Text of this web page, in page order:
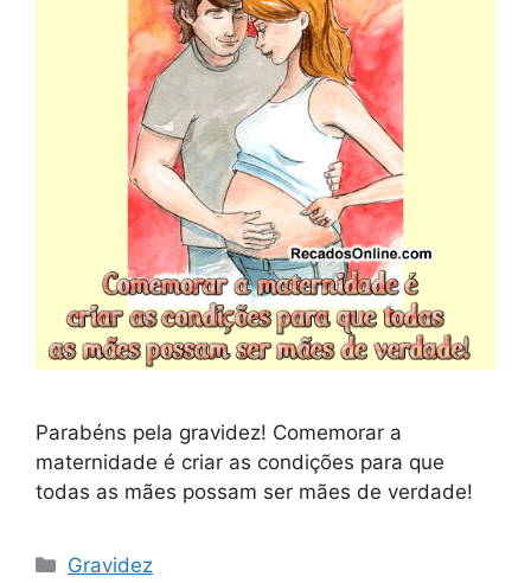
Parabéns pela gravidez! Comemorar a
maternidade é criar as condições para que
todas as mães possam ser mães de verdade!
Categorias
Gravidez